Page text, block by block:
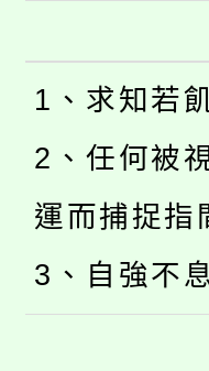
1、求知若
2、任何被
運而捕捉指
3、自強不